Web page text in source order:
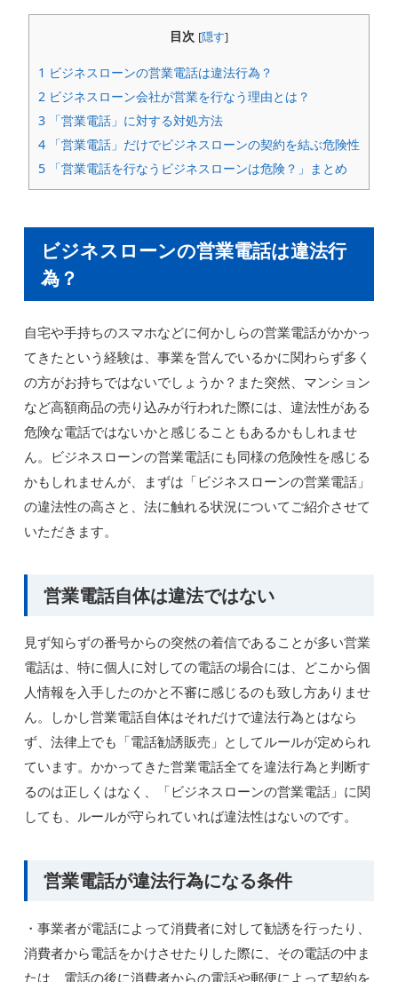
目次 [隠す]
1 ビジネスローンの営業電話は違法行為？
2 ビジネスローン会社が営業を行なう理由とは？
3 「営業電話」に対する対処方法
4 「営業電話」だけでビジネスローンの契約を結ぶ危険性
5 「営業電話を行なうビジネスローンは危険？」まとめ
ビジネスローンの営業電話は違法行
為？
自宅や手持ちのスマホなどに何かしらの営業電話がかかっ
てきたという経験は、事業を営んでいるかに関わらず多く
の方がお持ちではないでしょうか？また突然、マンション
など高額商品の売り込みが行われた際には、違法性がある
危険な電話ではないかと感じることもあるかもしれませ
ん。ビジネスローンの営業電話にも同様の危険性を感じる
かもしれませんが、まずは「ビジネスローンの営業電話」
の違法性の高さと、法に触れる状況についてご紹介させて
いただきます。
営業電話自体は違法ではない
見ず知らずの番号からの突然の着信であることが多い営業
電話は、特に個人に対しての電話の場合には、どこから個
人情報を入手したのかと不審に感じるのも致し方ありませ
ん。しかし営業電話自体はそれだけで違法行為とはなら
ず、法律上でも「電話勧誘販売」としてルールが定められ
ています。かかってきた営業電話全てを違法行為と判断す
るのは正しくはなく、「ビジネスローンの営業電話」に関
しても、ルールが守られていれば違法性はないのです。
営業電話が違法行為になる条件
・事業者が電話によって消費者に対して勧誘を行ったり、
消費者から電話をかけさせたりした際に、その電話の中ま
たは、電話の後に消費者からの電話や郵便によって契約を